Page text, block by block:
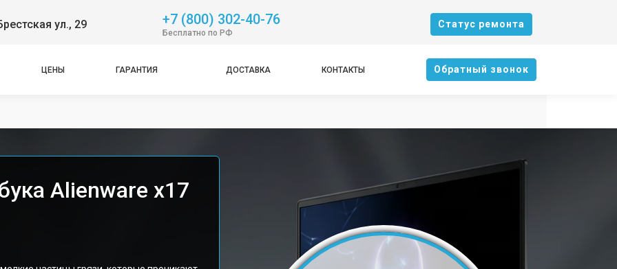
ул., 29 +7 (800) 302-40-76
Бесплатно по РФ
Cтатус ремонта
ЦЕНЫ ГАРАНТИЯ ДОСТАВКА КОНТАКТЫ Oбратный звонок
Alienware x17